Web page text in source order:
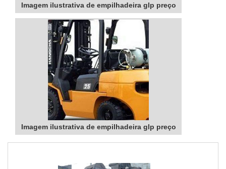
Imagem ilustrativa de empilhadeira glp preço
Imagem ilustrativa de empilhadeira glp preço